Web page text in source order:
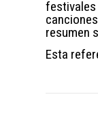
festivales
resumen
Esta